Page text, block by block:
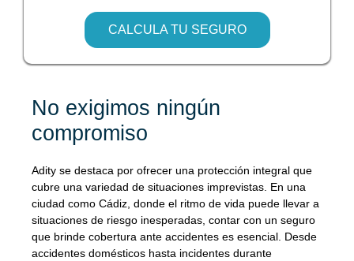
CALCULA TU SEGURO
No exigimos ningún
compromiso
Adity se destaca por ofrecer una protección integral que
cubre una variedad de situaciones imprevistas. En una
ciudad como Cádiz, donde el ritmo de vida puede llevar a
situaciones de riesgo inesperadas, contar con un seguro
que brinde cobertura ante accidentes es esencial. Desde
accidentes domésticos hasta incidentes durante